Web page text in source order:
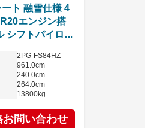
ート 融雪仕様 4
エンジン搭
シフトパイロッ
2PG-FS84HZ
961.0cm
240.0cm
264.0cm
13800kg
お問い合わせ